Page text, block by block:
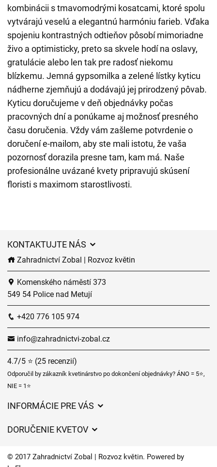
kombinácii s tmavomodrými kosatcami, ktoré spolu
vytvárajú veselú a elegantnú harmóniu farieb. Vďaka
spojeniu kontrastných odtieňov pôsobí mimoriadne
živo a optimisticky, preto sa skvele hodí na oslavy,
gratulácie alebo len tak pre radosť niekomu
blízkemu. Jemná gypsomilka a zelené lístky kyticu
nádherne zjemňujú a dodávajú jej prirodzený pôvab.
Kyticu doručujeme v deň objednávky počas
pracovných dní a ponúkame aj možnosť presného
času doručenia. Vždy vám zašleme potvrdenie o
doručení e-mailom, aby ste mali istotu, že vaša
pozornosť dorazila presne tam, kam má. Naše
profesionálne uvázané kvety pripravujú skúsení
floristi s maximom starostlivosti.
KONTAKTUJTE NÁS
Zahradnictví Zobal | Rozvoz květin
Komenského náměstí 373
549 54 Police nad Metují
+420 776 105 974
info@zahradnictvi-zobal.cz
4.7/5 ⭐ (25 recenzií)
Odporučil by zákazník kvetinárstvo po dokončení objednávky? ÁNO = 5⭐,
NIE = 1⭐
INFORMÁCIE PRE VÁS
Časy doručenia kvetov – prehľad možností
DORUČENIE KVETOV
Kam doručujeme kvety
© 2017 Zahradnictví Zobal | Rozvoz květin. Powered by